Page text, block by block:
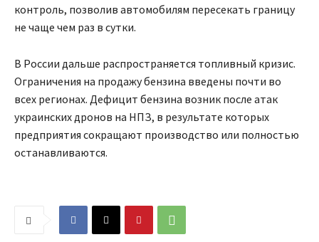
контроль, позволив автомобилям пересекать границу
не чаще чем раз в сутки.
В России дальше распространяется топливный кризис.
Ограничения на продажу бензина введены почти во
всех регионах. Дефицит бензина возник после атак
украинских дронов на НПЗ, в результате которых
предприятия сокращают производство или полностью
останавливаются.